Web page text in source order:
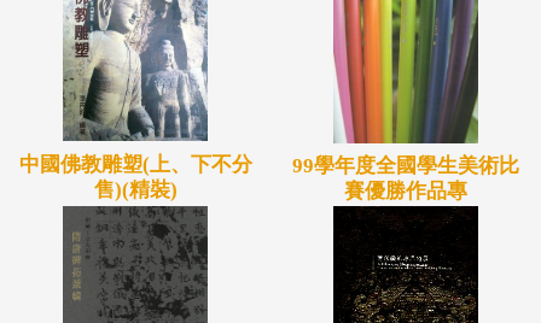
中國佛教雕塑(上、下不分
售)(精裝)
99學年度全國學生美術比
賽優勝作品專